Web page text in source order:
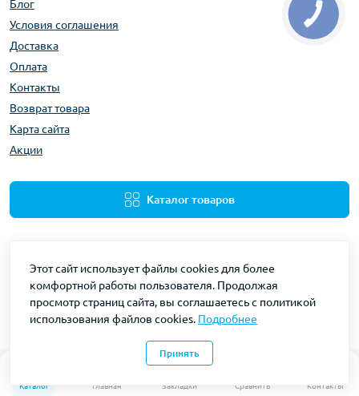
Каталог Главная Закладки
0
Сравнить Контакты
Блог
Условия соглашения
Доставка
Оплата
Контакты
Возврат товара
Карта сайта
Акции
Каталог товаров
Gidravliks © 2026
Этот сайт использует файлы cookies для более
комфортной работы пользователя. Продолжая
просмотр страниц сайта, вы соглашаетесь с политикой
использования файлов cookies. Подробнее
Принять